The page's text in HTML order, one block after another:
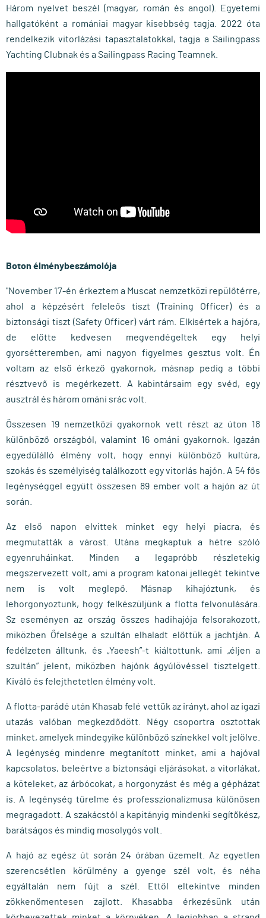
Három nyelvet beszél (magyar, román és angol). Egyetemi
hallgatóként a romániai magyar kisebbség tagja. 2022 óta
rendelkezik vitorlázási tapasztalatokkal, tagja a Sailingpass
Yachting Clubnak és a Sailingpass Racing Teamnek.
Boton élménybeszámolója
"November 17-én érkeztem a Muscat nemzetközi repülőtérre,
ahol a képzésért feleleős tiszt (Training Officer) és a
biztonsági tiszt (Safety Officer) várt rám. Elkísértek a hajóra,
de előtte kedvesen megvendégeltek egy helyi
gyorsétteremben, ami nagyon figyelmes gesztus volt. Én
voltam az első érkező gyakornok, másnap pedig a többi
résztvevő is megérkezett. A kabintársaim egy svéd, egy
ausztrál és három ománi srác volt.
Összesen 19 nemzetközi gyakornok vett részt az úton 18
különböző országból, valamint 16 ománi gyakornok. Igazán
egyedülálló élmény volt, hogy ennyi különböző kultúra,
szokás és személyiség találkozott egy vitorlás hajón. A 54 fős
legénységgel együtt összesen 89 ember volt a hajón az út
során.
Az első napon elvittek minket egy helyi piacra, és
megmutatták a várost. Utána megkaptuk a hétre szóló
egyenruháinkat. Minden a legapróbb részletekig
megszervezett volt, ami a program katonai jellegét tekintve
nem is volt meglepő. Másnap kihajóztunk, és
lehorgonyoztunk, hogy felkészüljünk a flotta felvonulására.
Sz eseményen az ország összes hadihajója felsorakozott,
miközben Őfelsége a szultán elhaladt előttük a jachtján. A
fedélzeten álltunk, és „Yaeesh”-t kiáltottunk, ami „éljen a
szultán” jelent, miközben hajónk ágyúlövéssel tisztelgett.
Kiváló és felejthetetlen élmény volt.
A flotta-parádé után Khasab felé vettük az irányt, ahol az igazi
utazás valóban megkezdődött. Négy csoportra osztottak
minket, amelyek mindegyike különböző színekkel volt jelölve.
A legénység mindenre megtanított minket, ami a hajóval
kapcsolatos, beleértve a biztonsági eljárásokat, a vitorlákat,
a köteleket, az árbócokat, a horgonyzást és még a gépházat
is. A legénység türelme és professzionalizmusa különösen
megragadott. A szakácstól a kapitányig mindenki segítőkész,
barátságos és mindig mosolygós volt.
A hajó az egész út során 24 órában üzemelt. Az egyetlen
szerencsétlen körülmény a gyenge szél volt, és néha
egyáltalán nem fújt a szél. Ettől eltekintve minden
zökkenőmentesen zajlott. Khasabba érkezésünk után